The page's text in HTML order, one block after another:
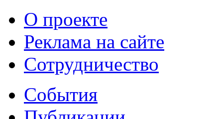
О проекте
Реклама на сайте
Сотрудничество
События